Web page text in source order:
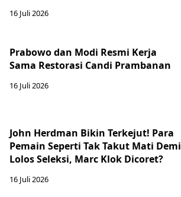
16 Juli 2026
Prabowo dan Modi Resmi Kerja
Sama Restorasi Candi Prambanan
16 Juli 2026
John Herdman Bikin Terkejut! Para
Pemain Seperti Tak Takut Mati Demi
Lolos Seleksi, Marc Klok Dicoret?
16 Juli 2026